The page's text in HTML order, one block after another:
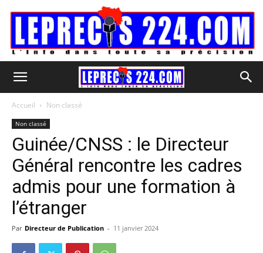
Accueil Non classé
Non classé
Guinée/CNSS : le Directeur
Général rencontre les cadres
admis pour une formation à
l’étranger
Par Directeur de Publication - 11 janvier 2024